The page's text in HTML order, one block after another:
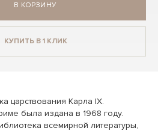
В КОРЗИНУ
КУПИТЬ В 1 КЛИК
царствования Карла IX.
была издана в 1968 году.
всемирной литературы,